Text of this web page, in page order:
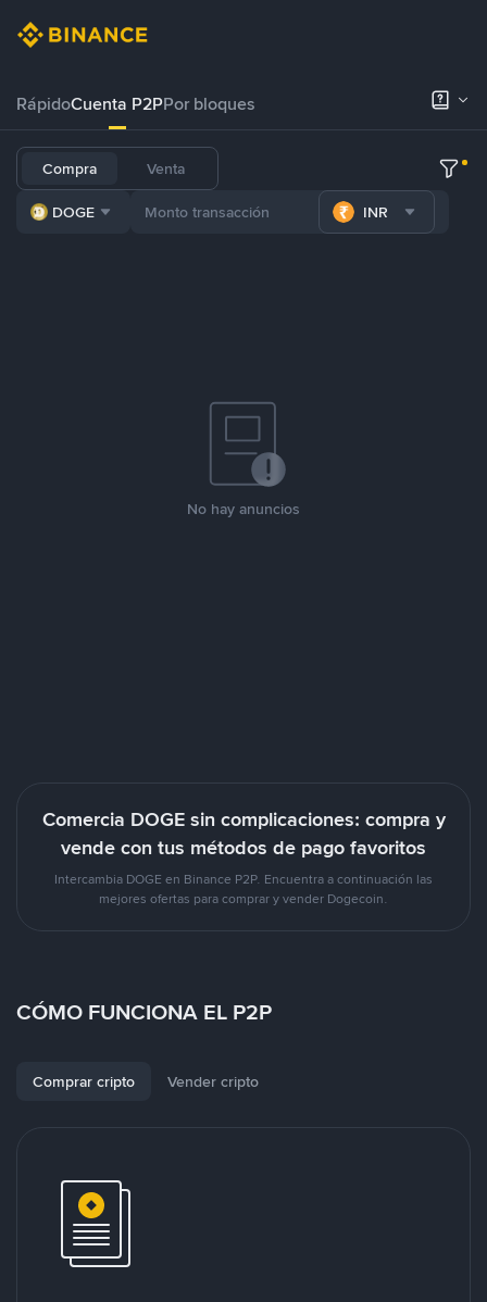
RápidoCuenta P2PPor bloques
Compra Venta
DOGE INR
No hay anuncios
Comercia DOGE sin complicaciones: compra y
vende con tus métodos de pago favoritos
Intercambia DOGE en Binance P2P. Encuentra a continuación las
mejores ofertas para comprar y vender Dogecoin.
CÓMO FUNCIONA EL P2P
Comprar cripto Vender cripto